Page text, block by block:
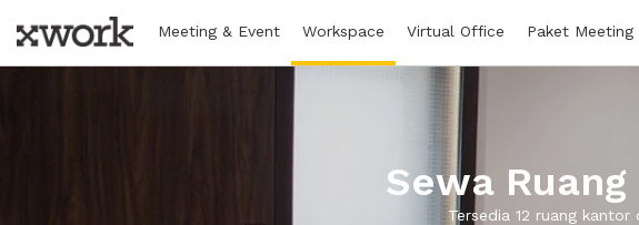
Meeting & Event Workspace Virtual Office Paket Meeting
Sewa
Tersedia 12 ruang